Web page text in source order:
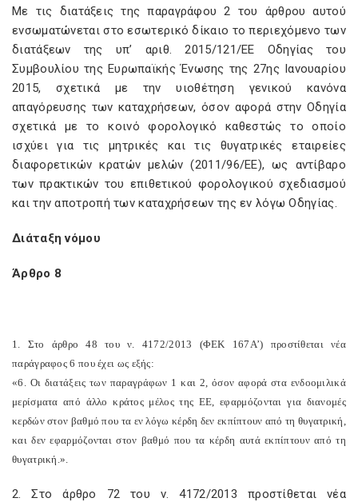
Με τις διατάξεις της παραγράφου 2 του άρθρου αυτού
ενσωματώνεται στο εσωτερικό δίκαιο το περιεχόμενο των
διατάξεων της υπ’ αριθ. 2015/121/ΕΕ Οδηγίας του
Συμβουλίου της Ευρωπαϊκής Ένωσης της 27ης Ιανουαρίου
2015, σχετικά με την υιοθέτηση γενικού κανόνα
απαγόρευσης των καταχρήσεων, όσον αφορά στην Οδηγία
σχετικά με το κοινό φορολογικό καθεστώς το οποίο
ισχύει για τις μητρικές και τις θυγατρικές εταιρείες
διαφορετικών κρατών μελών (2011/96/ΕΕ), ως αντίβαρο
των πρακτικών του επιθετικού φορολογικού σχεδιασμού
και την αποτροπή των καταχρήσεων της εν λόγω Οδηγίας.
Διάταξη νόμου
Άρθρο 8
1. Στο άρθρο 48 του ν. 4172/2013 (ΦΕΚ 167Α’) προστίθεται νέα
παράγραφος 6 που έχει ως εξής:
«6. Οι διατάξεις των παραγράφων 1 και 2, όσον αφορά στα ενδοομιλικά
μερίσματα από άλλο κράτος μέλος της ΕΕ, εφαρμόζονται για διανομές
κερδών στον βαθμό που τα εν λόγω κέρδη δεν εκπίπτουν από τη θυγατρική,
και δεν εφαρμόζονται στον βαθμό που τα κέρδη αυτά εκπίπτουν από τη
θυγατρική.».
2. Στο άρθρο 72 του ν. 4172/2013 προστίθεται νέα